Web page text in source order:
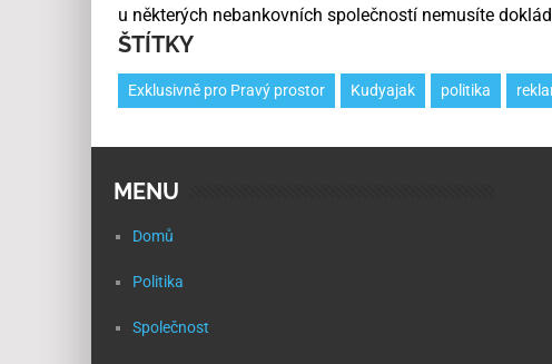
u některých nebankovních společností nemusíte
ŠTÍTKY
Exklusivně pro Pravý prostor Kudyajak politika
MENU
Domů
Politika
Společnost